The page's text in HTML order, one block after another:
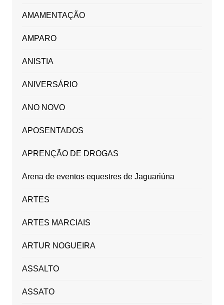
AMAMENTAÇÃO
AMPARO
ANISTIA
ANIVERSÁRIO
ANO NOVO
APOSENTADOS
APRENÇÃO DE DROGAS
Arena de eventos equestres de Jaguariúna
ARTES
ARTES MARCIAIS
ARTUR NOGUEIRA
ASSALTO
ASSATO